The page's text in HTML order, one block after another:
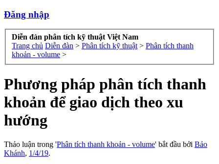
Đăng nhập
Diễn đàn phân tích kỹ thuật Việt Nam
Trang chủ Diễn đàn > Phân tích kỹ thuật > Phân tích thanh
khoản - volume >
Phương pháp phân tích thanh
khoản để giao dịch theo xu
hướng
Thảo luận trong 'Phân tích thanh khoản - volume' bắt đầu bởi Bảo
Khánh, 1/4/19.